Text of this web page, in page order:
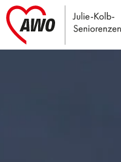
Julie-Kolb-